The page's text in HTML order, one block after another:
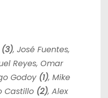
(3), José Fuentes,
Reyes, Omar
Godoy (1), Mike
Castillo (2), Alex